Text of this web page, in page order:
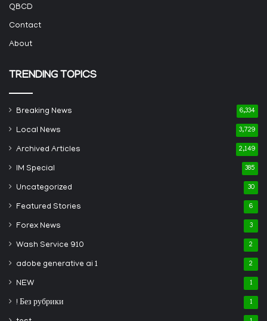
QBCD
Contact
About
TRENDING TOPICS
Breaking News 6,334
Local News 3,729
Archived Articles 2,149
IM Special 385
Uncategorized 30
Featured Stories 6
Forex News 3
Wash Service 910 2
adobe generative ai 1 2
NEW 1
! Без рубрики 1